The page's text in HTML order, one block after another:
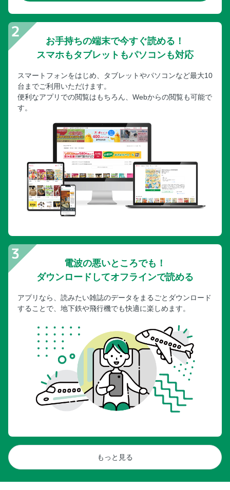
お手持ちの端末で今すぐ読める！
スマホもタブレットもパソコンも対応
スマートフォンをはじめ、タブレットやパソコンなど最大10
台までご利用いただけます。
便利なアプリでの閲覧はもちろん、Webからの閲覧も可能で
す。
電波の悪いところでも！
ダウンロードしてオフラインで読める
アプリなら、読みたい雑誌のデータをまるごとダウンロード
することで、地下鉄や飛行機でも快適に楽しめます。
もっと見る